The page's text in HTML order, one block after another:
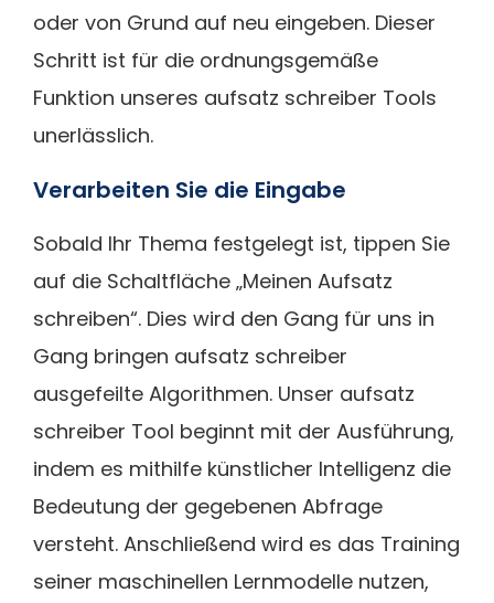
oder von Grund auf neu eingeben. Dieser
Schritt ist für die ordnungsgemäße
Funktion unseres aufsatz schreiber Tools
unerlässlich.
Verarbeiten Sie die Eingabe
Sobald Ihr Thema festgelegt ist, tippen Sie
auf die Schaltfläche „Meinen Aufsatz
schreiben“. Dies wird den Gang für uns in
Gang bringen aufsatz schreiber
ausgefeilte Algorithmen. Unser aufsatz
schreiber Tool beginnt mit der Ausführung,
indem es mithilfe künstlicher Intelligenz die
Bedeutung der gegebenen Abfrage
versteht. Anschließend wird es das Training
seiner maschinellen Lernmodelle nutzen,